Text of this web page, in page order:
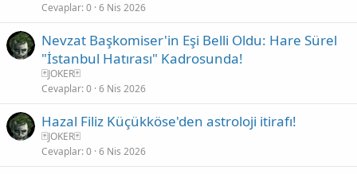
Cevaplar 0 6 Nis 2026
Nevzat Başkomiser'in Eşi Belli Oldu: Hare Sürel
"İstanbul Hatırası" Kadrosunda!
🃏JOKER🃏
Cevaplar 0 6 Nis 2026
Hazal Filiz Küçükköse'den astroloji itirafı!
🃏JOKER🃏
Cevaplar 0 6 Nis 2026